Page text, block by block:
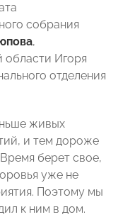
собрания
,
области Игоря
отделения
живых
и тем дороже
берет свое,
уже не
Поэтому мы
к ним в дом.